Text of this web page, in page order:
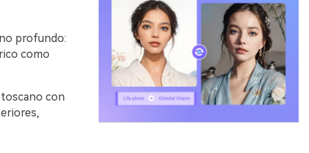
profundo:
como
con